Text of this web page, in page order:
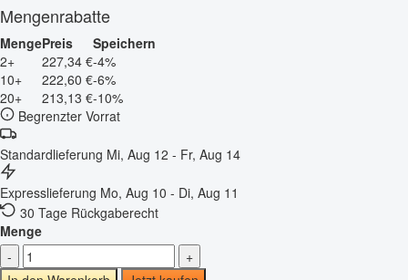
Mengenrabatte
MengePreis
Speichern
2+
227,34 €-4%
10+
222,60 €-6%
20+
213,13 €-10%
Begrenzter Vorrat
Standardlieferung Mi, Aug 12 - Fr, Aug 14
Expresslieferung Mo, Aug 10 - Di, Aug 11
30 Tage Rückgaberecht
Menge
-
+